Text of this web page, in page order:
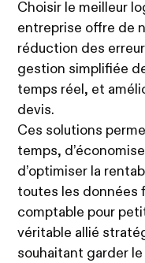
Choisir le meilleur
entreprise offre de
réduction des
gestion simplifiée
temps réel, et
devis.
Ces solutions
temps,
d’optimiser la
toutes les données
comptable pour
véritable allié
souhaitant garder